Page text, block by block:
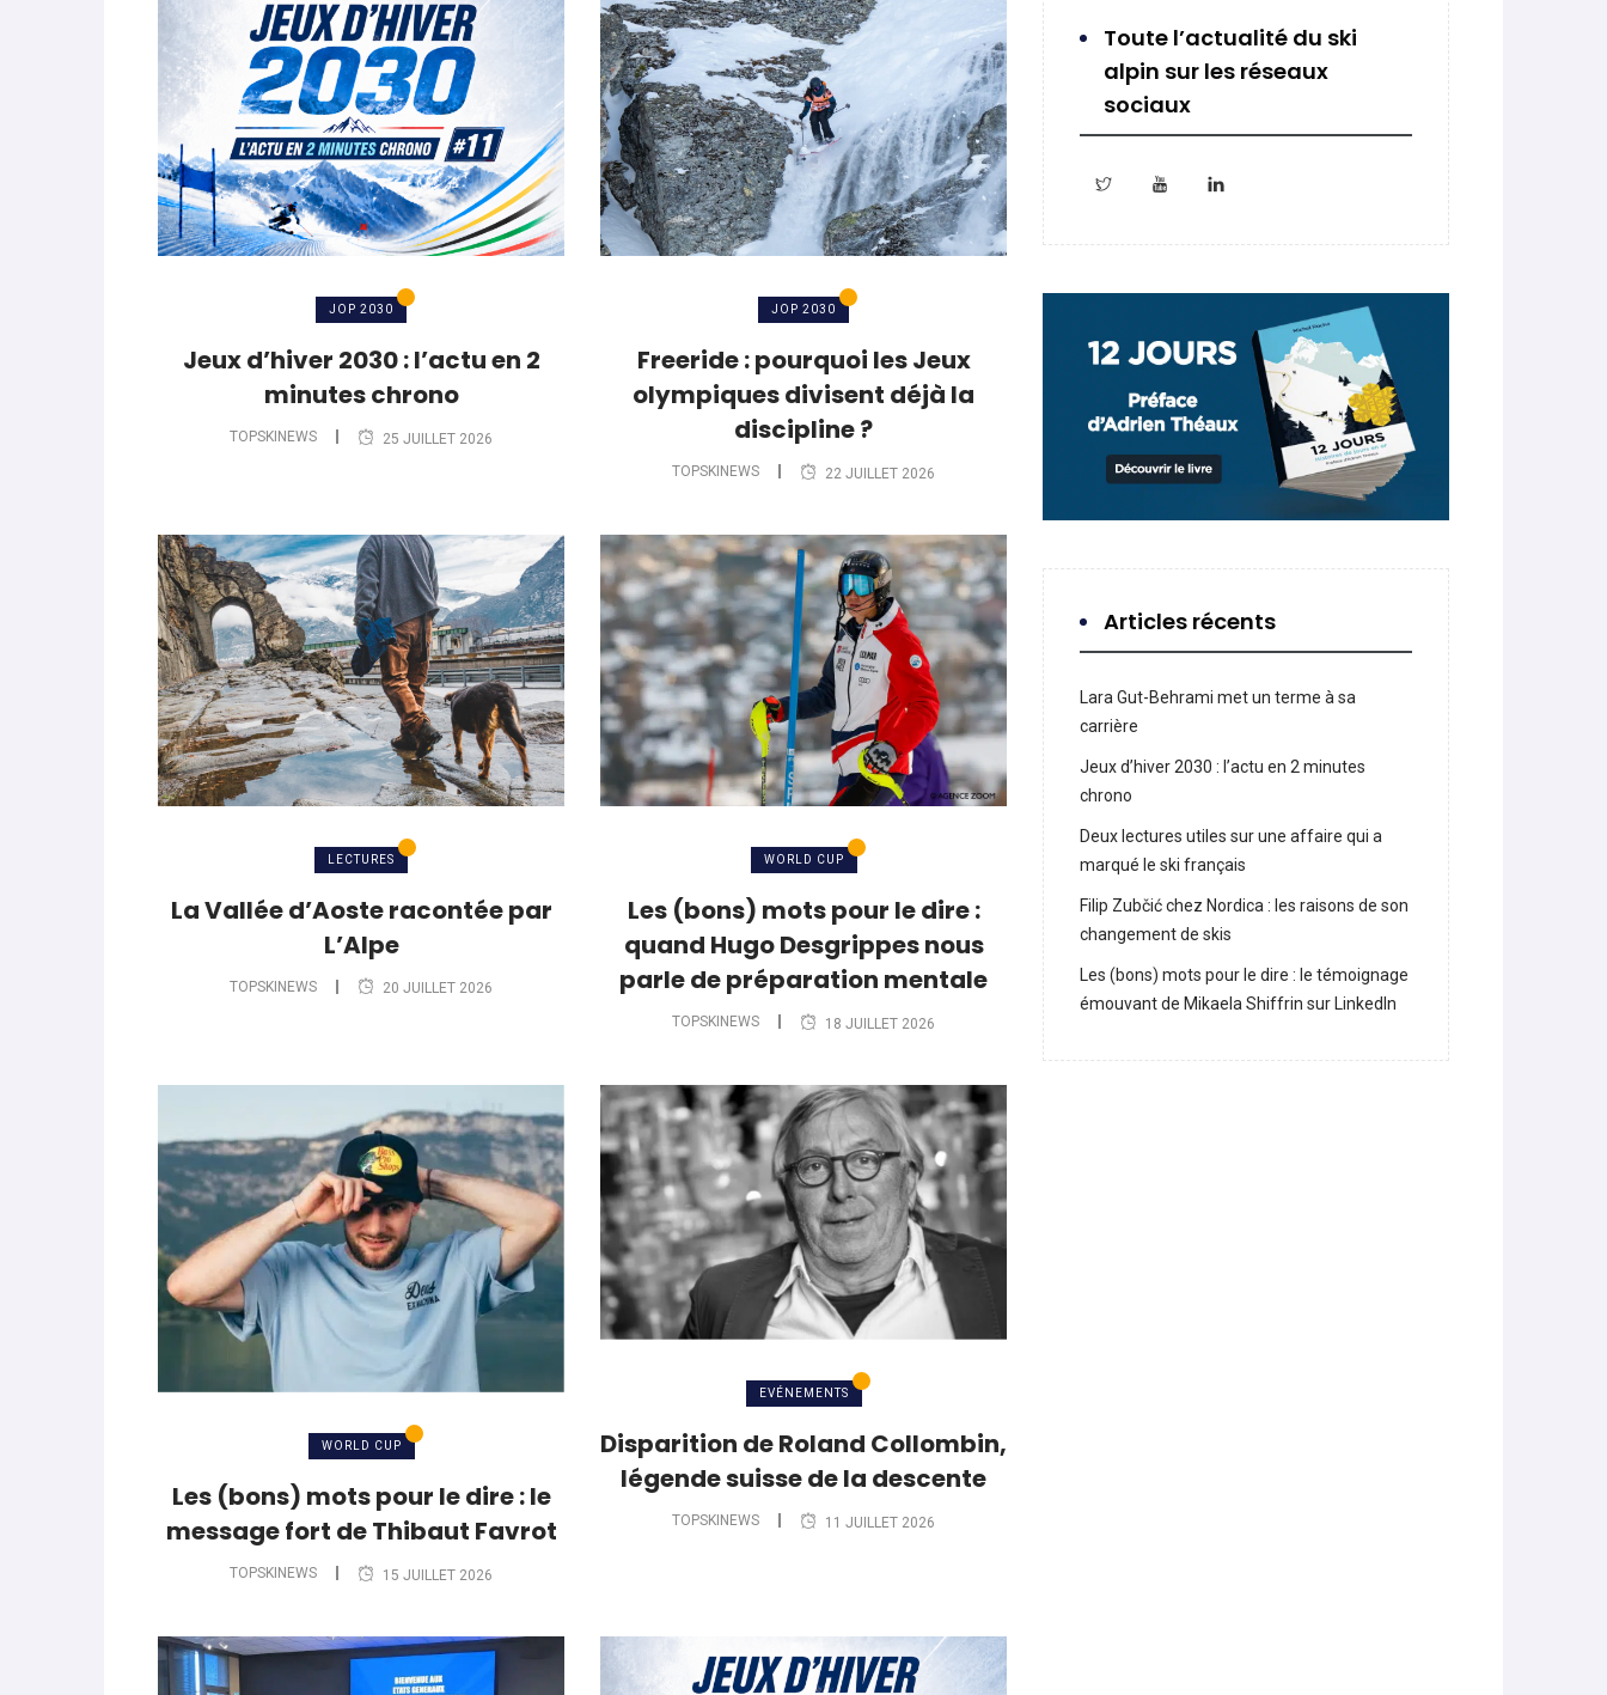
parle de préparation mentale
World Cup-Les (bons) mots pour le dire : le message fort de Thibaut
Favrot
Evénements-Lara Gut-Behrami met un terme à sa carrière
JOP 2030
Jeux d’hiver 2030 : l’actu en 2
minutes chrono
TOPSKINEWS 25 JUILLET 2026
JOP 2030
Freeride : pourquoi les Jeux
olympiques divisent déjà la
discipline ?
TOPSKINEWS 22 JUILLET 2026
LECTURES
La Vallée d’Aoste racontée par
L’Alpe
TOPSKINEWS 20 JUILLET 2026
WORLD CUP
Les (bons) mots pour le dire :
quand Hugo Desgrippes nous
parle de préparation mentale
TOPSKINEWS 18 JUILLET 2026
WORLD CUP
Les (bons) mots pour le dire : le
message fort de Thibaut Favrot
TOPSKINEWS 15 JUILLET 2026
EVÉNEMENTS
Disparition de Roland Collombin,
légende suisse de la descente
TOPSKINEWS 11 JUILLET 2026
Toute l’actualité du ski
alpin sur les réseaux
sociaux
Articles récents
Lara Gut-Behrami met un terme à sa
carrière
Jeux d’hiver 2030 : l’actu en 2 minutes
chrono
Deux lectures utiles sur une affaire qui a
marqué le ski français
Filip Zubčić chez Nordica : les raisons de son
changement de skis
Les (bons) mots pour le dire : le témoignage
émouvant de Mikaela Shiffrin sur LinkedIn